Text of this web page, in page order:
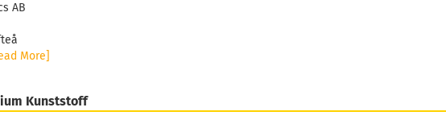
AB
More]
Kunststoff